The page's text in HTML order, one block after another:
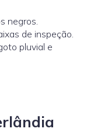
negros.
de inspeção.
pluvial e